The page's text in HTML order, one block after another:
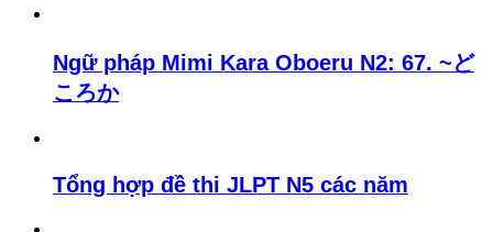
Ngữ pháp Mimi Kara Oboeru N2: 67. ~ど
ころか
Tổng hợp đề thi JLPT N5 các năm